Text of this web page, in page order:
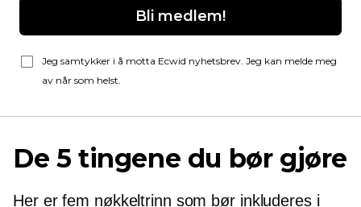
Bli medlem!
Jeg samtykker i å motta Ecwid nyhetsbrev. Jeg kan melde meg
av når som helst.
De 5 tingene du bør gjøre
Her er fem nøkkeltrinn som bør inkluderes i